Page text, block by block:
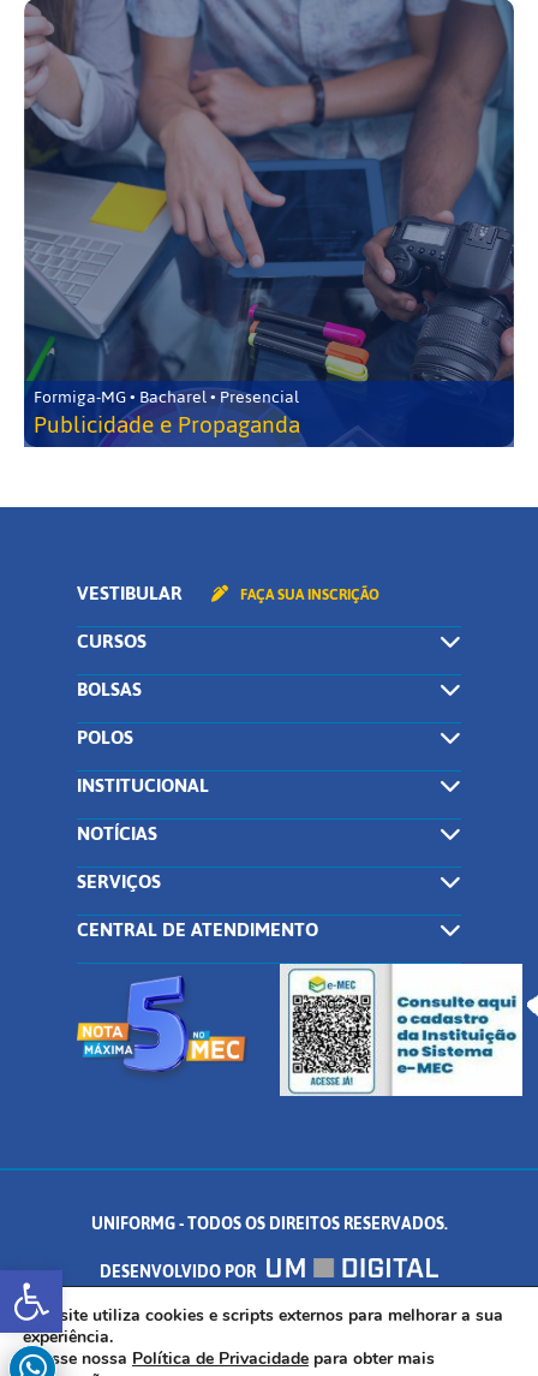
Abrir a barra de ferramentas
Formiga-MG • Bacharel • Presencial
Publicidade e Propaganda
VESTIBULAR FAÇA SUA INSCRIÇÃO
CURSOS
BOLSAS
POLOS
INSTITUCIONAL
NOTÍCIAS
SERVIÇOS
CENTRAL DE ATENDIMENTO
UNIFORMG - TODOS OS DIREITOS RESERVADOS.
DESENVOLVIDO POR
AV. DR. ARNALDO DE SENNA, 328 - PALMEIRAS, FORMIGA/MG - CEP:
35.574.530
Este site utiliza cookies e scripts externos para melhorar a sua
experiência.
Acesse nossa Política de Privacidade para obter mais